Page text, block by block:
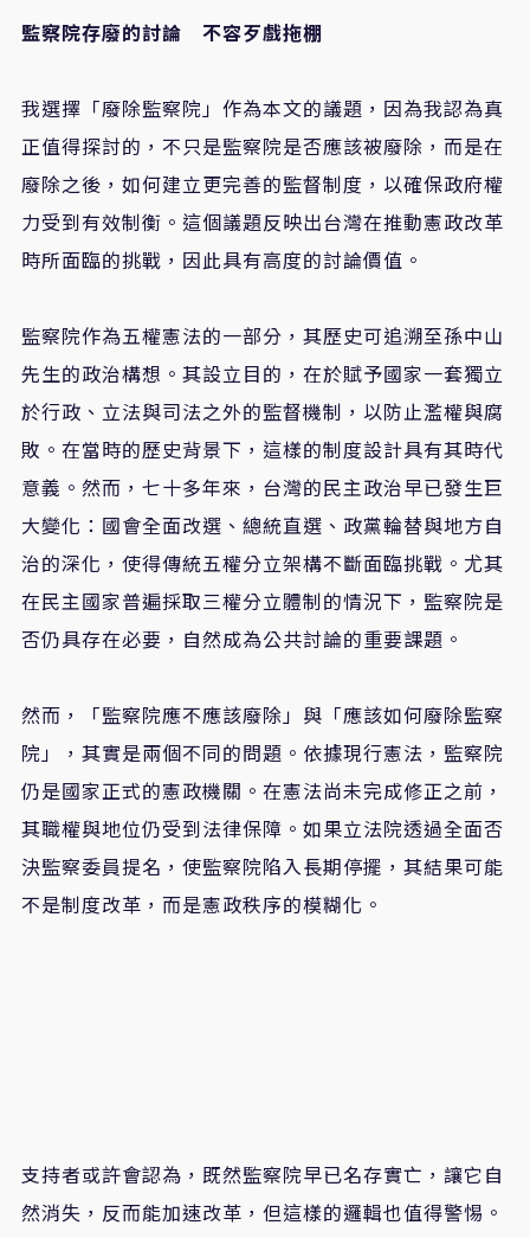
監察院存廢的討論 不容歹戲拖棚
我選擇「廢除監察院」作為本文的議題，因為我認為真
正值得探討的，不只是監察院是否應該被廢除，而是在
廢除之後，如何建立更完善的監督制度，以確保政府權
力受到有效制衡。這個議題反映出台灣在推動憲政改革
時所面臨的挑戰，因此具有高度的討論價值。
監察院作為五權憲法的一部分，其歷史可追溯至孫中山
先生的政治構想。其設立目的，在於賦予國家一套獨立
於行政、立法與司法之外的監督機制，以防止濫權與腐
敗。在當時的歷史背景下，這樣的制度設計具有其時代
意義。然而，七十多年來，台灣的民主政治早已發生巨
大變化：國會全面改選、總統直選、政黨輪替與地方自
治的深化，使得傳統五權分立架構不斷面臨挑戰。尤其
在民主國家普遍採取三權分立體制的情況下，監察院是
否仍具存在必要，自然成為公共討論的重要課題。
然而，「監察院應不應該廢除」與「應該如何廢除監察
院」，其實是兩個不同的問題。依據現行憲法，監察院
仍是國家正式的憲政機關。在憲法尚未完成修正之前，
其職權與地位仍受到法律保障。如果立法院透過全面否
決監察委員提名，使監察院陷入長期停擺，其結果可能
不是制度改革，而是憲政秩序的模糊化。
支持者或許會認為，既然監察院早已名存實亡，讓它自
然消失，反而能加速改革，但這樣的邏輯也值得警惕。